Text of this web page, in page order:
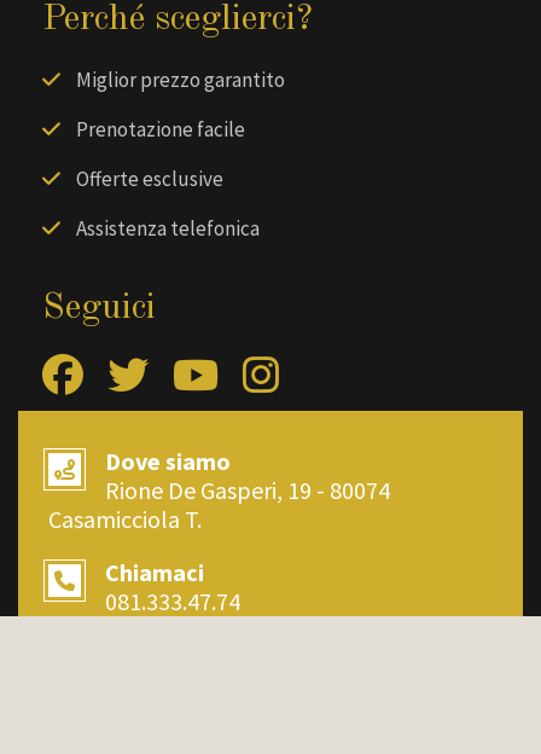
Perché sceglierci?
Miglior prezzo garantito
Prenotazione facile
Offerte esclusive
Assistenza telefonica
Seguici
Dove siamo
Rione De Gasperi, 19 - 80074
Casamicciola T.
Chiamaci
081.333.47.74